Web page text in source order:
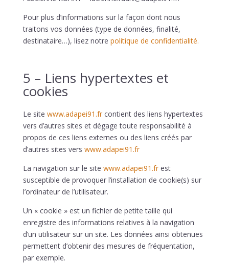
Pour plus d’informations sur la façon dont nous
traitons vos données (type de données, finalité,
destinataire…), lisez notre politique de confidentialité.
5 – Liens hypertextes et
cookies
Le site www.adapei91.fr contient des liens hypertextes
vers d’autres sites et dégage toute responsabilité à
propos de ces liens externes ou des liens créés par
d’autres sites vers www.adapei91.fr
La navigation sur le site www.adapei91.fr est
susceptible de provoquer l’installation de cookie(s) sur
l’ordinateur de l’utilisateur.
Un « cookie » est un fichier de petite taille qui
enregistre des informations relatives à la navigation
d’un utilisateur sur un site. Les données ainsi obtenues
permettent d’obtenir des mesures de fréquentation,
par exemple.